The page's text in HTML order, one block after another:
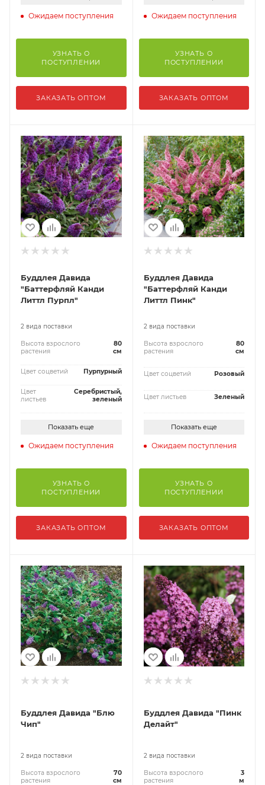
Ожидаем поступления
УЗНАТЬ О
ПОСТУПЛЕНИИ
ЗАКАЗАТЬ ОПТОМ
Ожидаем поступления
УЗНАТЬ О
ПОСТУПЛЕНИИ
ЗАКАЗАТЬ ОПТОМ
Буддлея Давида
"Баттерфляй Канди
Литтл Пурпл"
2 вида поставки
Высота взрослого
растения
80
см
Цвет соцветий Пурпурный
Цвет
листьев
Серебристый,
зеленый
Показать еще
Ожидаем поступления
УЗНАТЬ О
ПОСТУПЛЕНИИ
ЗАКАЗАТЬ ОПТОМ
Буддлея Давида
"Баттерфляй Канди
Литтл Пинк"
2 вида поставки
Высота взрослого
растения
80
см
Цвет соцветий Розовый
Цвет листьев Зеленый
Показать еще
Ожидаем поступления
УЗНАТЬ О
ПОСТУПЛЕНИИ
ЗАКАЗАТЬ ОПТОМ
Буддлея Давида "Блю
Чип"
2 вида поставки
Высота взрослого
растения
70
см
Буддлея Давида "Пинк
Делайт"
2 вида поставки
Высота взрослого
растения
3
м